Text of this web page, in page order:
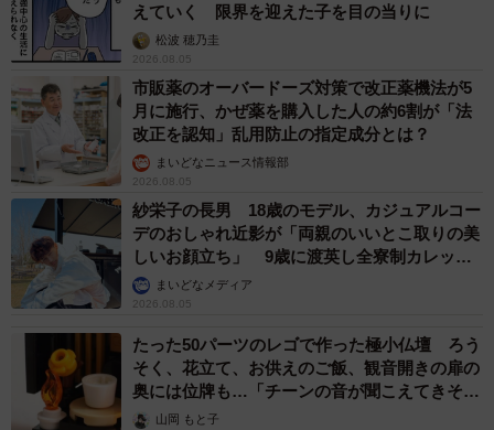
えていく 限界を迎えた子を目の当りに
松波 穂乃圭
2026.08.05
市販薬のオーバードーズ対策で改正薬機法が5
月に施行、かぜ薬を購入した人の約6割が「法
改正を認知」乱用防止の指定成分とは？
まいどなニュース情報部
2026.08.05
紗栄子の長男 18歳のモデル、カジュアルコー
デのおしゃれ近影が「両親のいいとこ取りの美
しいお顔立ち」 9歳に渡英し全寮制カレッジ
で学ぶまいどなメディア
2026.08.05
たった50パーツのレゴで作った極小仏壇 ろう
そく、花立て、お供えのご飯、観音開きの扉の
奥には位牌も…「チーンの音が聞こえてきそ
う」山岡 もと子